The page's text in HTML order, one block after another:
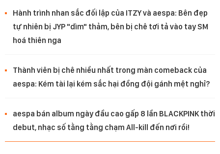
Hành trình nhan sắc đối lập của ITZY và aespa: Bên đẹp
tự nhiên bị JYP "dìm" thảm, bên bị chê tơi tả vào tay SM
hoá thiên nga
Thành viên bị chê nhiều nhất trong màn comeback của
aespa: Kém tài lại kém sắc hại đồng đội gánh mệt nghỉ?
aespa bán album ngày đầu cao gấp 8 lần BLACKPINK thời
debut, nhạc số tằng tằng chạm All-kill đến nơi rồi!